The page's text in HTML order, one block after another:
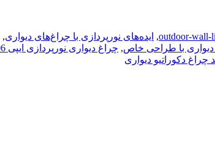
outdoor-wall-
, ایده‌های نورپردازی با چراغ‌های دیواری,
دیواری با طراحی خاص, چراغ دیواری نورپردازی ایپی 1496
چراغ دکوراتیو دیواری